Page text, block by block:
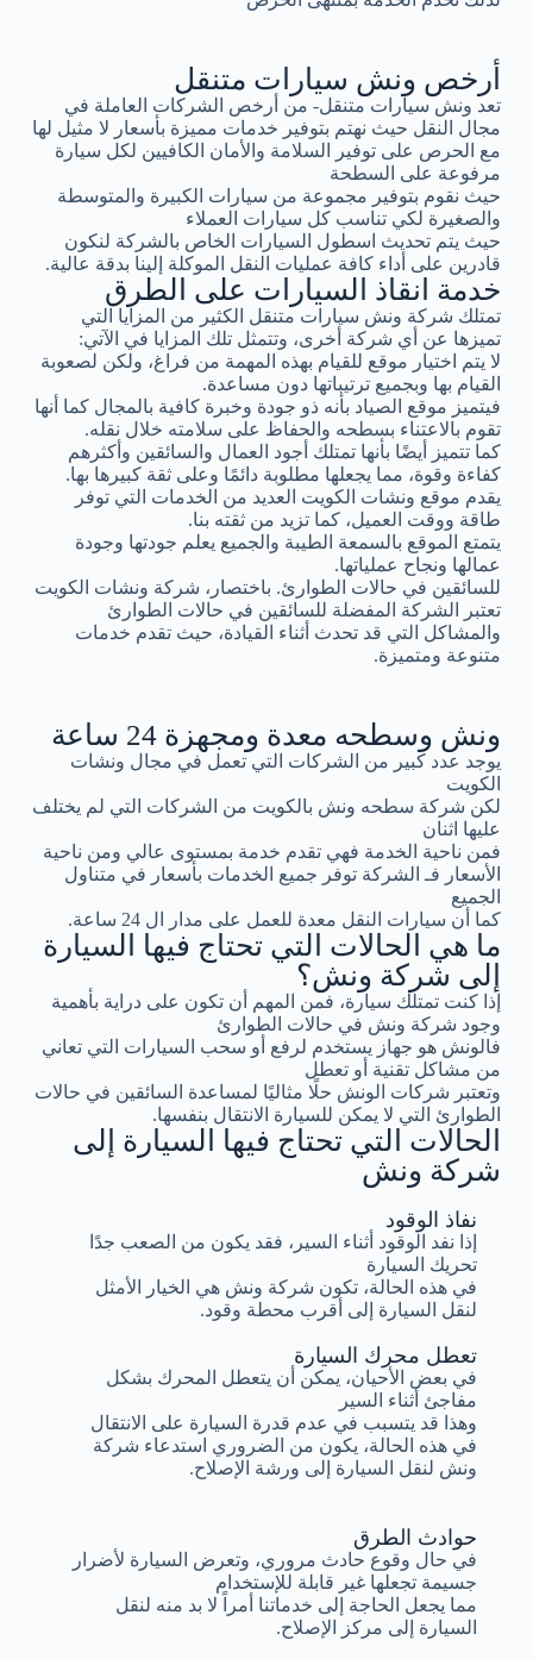
أرخص ونش سيارات متنقل
تعد ونش سيارات متنقل- من أرخص الشركات العاملة في
مجال النقل حيث نهتم بتوفير خدمات مميزة بأسعار لا مثيل لها
مع الحرص على توفير السلامة والأمان الكافيين لكل سيارة
مرفوعة على السطحة
حيث نقوم بتوفير مجموعة من سيارات الكبيرة والمتوسطة
والصغيرة لكي تناسب كل سيارات العملاء
حيث يتم تحديث اسطول السيارات الخاص بالشركة لنكون
قادرين على أداء كافة عمليات النقل الموكلة إلينا بدقة عالية.
خدمة انقاذ السيارات على الطرق
تمتلك شركة ونش سيارات متنقل الكثير من المزايا التي
تميزها عن أي شركة أخرى، وتتمثل تلك المزايا في الآتي:
لا يتم اختيار موقع للقيام بهذه المهمة من فراغ، ولكن لصعوبة
القيام بها وبجميع ترتيباتها دون مساعدة.
فيتميز موقع الصياد بأنه ذو جودة وخبرة كافية بالمجال كما أنها
تقوم بالاعتناء بسطحه والحفاظ على سلامته خلال نقله.
كما تتميز أيضًا بأنها تمتلك أجود العمال والسائقين وأكثرهم
كفاءة وقوة، مما يجعلها مطلوبة دائمًا وعلى ثقة كبيرها بها.
يقدم موقع ونشات الكويت العديد من الخدمات التي توفر
طاقة ووقت العميل، كما تزيد من ثقته بنا.
يتمتع الموقع بالسمعة الطيبة والجميع يعلم جودتها وجودة
عمالها ونجاح عملياتها.
للسائقين في حالات الطوارئ. باختصار، شركة ونشات الكويت
تعتبر الشركة المفضلة للسائقين في حالات الطوارئ
والمشاكل التي قد تحدث أثناء القيادة، حيث تقدم خدمات
متنوعة ومتميزة.
ونش وسطحه معدة ومجهزة 24 ساعة
يوجد عدد كبير من الشركات التي تعمل في مجال ونشات
الكويت
لكن شركة سطحه ونش بالكويت من الشركات التي لم يختلف
عليها اثنان
فمن ناحية الخدمة فهي تقدم خدمة بمستوى عالي ومن ناحية
الأسعار فـ الشركة توفر جميع الخدمات بأسعار في متناول
الجميع
كما أن سيارات النقل معدة للعمل على مدار ال 24 ساعة.
ما هي الحالات التي تحتاج فيها السيارة
إلى شركة ونش؟
إذا كنت تمتلك سيارة، فمن المهم أن تكون على دراية بأهمية
وجود شركة ونش في حالات الطوارئ
فالونش هو جهاز يستخدم لرفع أو سحب السيارات التي تعاني
من مشاكل تقنية أو تعطل
وتعتبر شركات الونش حلًا مثاليًا لمساعدة السائقين في حالات
الطوارئ التي لا يمكن للسيارة الانتقال بنفسها.
الحالات التي تحتاج فيها السيارة إلى
شركة ونش
تعطل محرك السيارة
في بعض الأحيان، يمكن أن يتعطل المحرك بشكل
مفاجئ أثناء السير
وهذا قد يتسبب في عدم قدرة السيارة على الانتقال
في هذه الحالة، يكون من الضروري استدعاء شركة
ونش لنقل السيارة إلى ورشة الإصلاح.
نفاذ الوقود
إذا نفد الوقود أثناء السير، فقد يكون من الصعب جدًا
تحريك السيارة
في هذه الحالة، تكون شركة ونش هي الخيار الأمثل
لنقل السيارة إلى أقرب محطة وقود.
حوادث الطرق
في حال وقوع حادث مروري، وتعرض السيارة لأضرار
جسيمة تجعلها غير قابلة للإستخدام
مما يجعل الحاجة إلى خدماتنا أمراً لا بد منه لنقل
السيارة إلى مركز الإصلاح.